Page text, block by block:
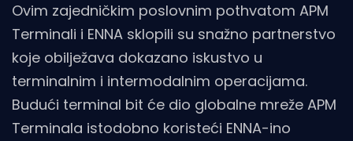
Ovim zajedničkim poslovnim pothvatom APM
Terminali i ENNA sklopili su snažno partnerstvo
koje obilježava dokazano iskustvo u
terminalnim i intermodalnim operacijama.
Budući terminal bit će dio globalne mreže APM
Terminala istodobno koristeći ENNA-ino